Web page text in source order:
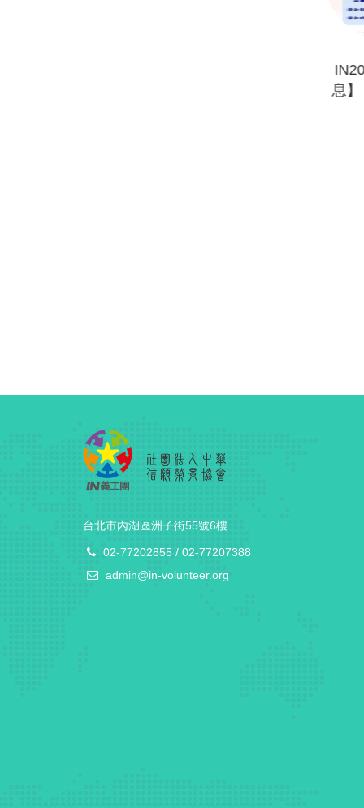
息
台北市內湖區洲子街55號6樓
02-77202855 / 02-77207388
admin@in-volunteer.org